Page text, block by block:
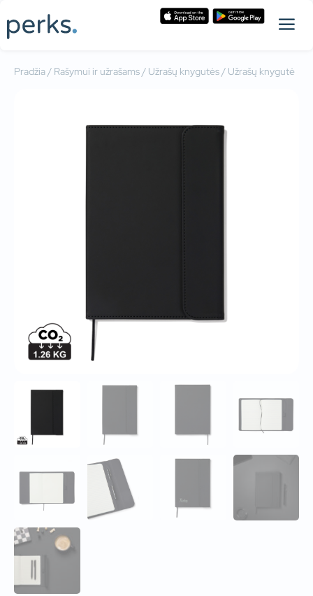
Pradžia/ Rašymui ir užrašams/ Užrašų knygutės/ Užrašų knygutė